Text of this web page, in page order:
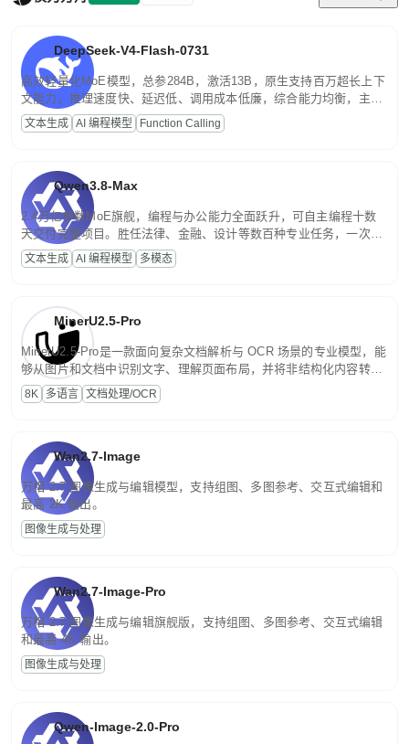
DeepSeek-V4-Flash-0731
高效轻量化MoE模型，总参284B，激活13B，原生支持百万超长上下
文能力。推理速度快、延迟低、调用成本低廉，综合能力均衡，主打
高并发、轻量化任务，适合日常对话、内容创作、基础 RAG、批量
文案处理等普惠刚需场景。
文本生成 AI 编程模型 Function Calling
Qwen3.8-Max
2.4万亿参数MoE旗舰，编程与办公能力全面跃升，可自主编程十数
天交付完整项目。胜任法律、金融、设计等数百种专业任务，一次对
话端到端交付生产级成果。原生视觉理解贯穿规划、执行与验证全流
程，支持超长文档与长视频的深度语义解析。长程任务中自主规划与
文本生成 AI 编程模型 多模态
MinerU2.5-Pro
MinerU2.5-Pro是一款面向复杂文档解析与 OCR 场景的专业模型，能
够从图片和文档中识别文字、理解页面布局，并将非结构化内容转换
为便于存储、检索和二次处理的结构化结果。
8K 多语言 文档处理/OCR
Wan2.7-Image
万相 2.7 图像生成与编辑模型，支持组图、多图参考、交互式编辑和
最高 2K 输出。
图像生成与处理
Wan2.7-Image-Pro
万相 2.7 图像生成与编辑旗舰版，支持组图、多图参考、交互式编辑
和最高 4K 输出。
图像生成与处理
Qwen-Image-2.0-Pro